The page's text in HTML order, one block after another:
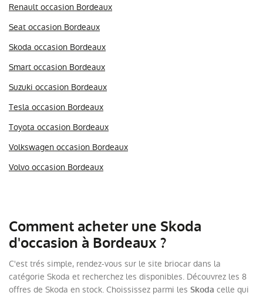
Renault occasion Bordeaux
Seat occasion Bordeaux
Skoda occasion Bordeaux
Smart occasion Bordeaux
Suzuki occasion Bordeaux
Tesla occasion Bordeaux
Toyota occasion Bordeaux
Volkswagen occasion Bordeaux
Volvo occasion Bordeaux
Comment acheter une Skoda
d'occasion à Bordeaux ?
C'est trés simple, rendez-vous sur le site briocar dans la
catégorie Skoda et recherchez les disponibles. Découvrez les 8
offres de Skoda en stock. Choississez parmi les Skoda celle qui